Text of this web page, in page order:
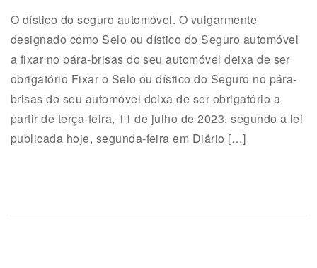
O dístico do seguro automóvel. O vulgarmente
designado como Selo ou dístico do Seguro automóvel
a fixar no pára-brisas do seu automóvel deixa de ser
obrigatório Fixar o Selo ou dístico do Seguro no pára-
brisas do seu automóvel deixa de ser obrigatório a
partir de terça-feira, 11 de julho de 2023, segundo a lei
publicada hoje, segunda-feira em Diário […]